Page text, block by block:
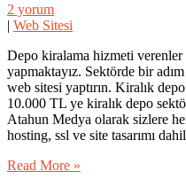
2 yorum
| Web Sitesi
Depo kiralama hizmeti
yapmaktayız. Sektörde bir
web sitesi yaptırın. Kiralık
10.000 TL ye kiralık depo
Atahun Medya olarak sizlere
hosting, ssl ve site tasarımı
Read More »